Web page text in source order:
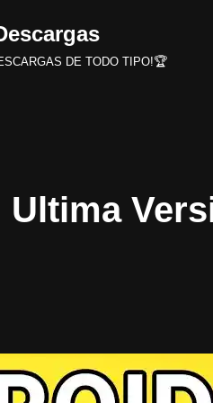
DE TODO TIPO!🏆